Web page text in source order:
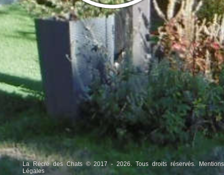
La Récré des Chats © 2017 - 2026. Tous droits réservés. Mentions
Légales